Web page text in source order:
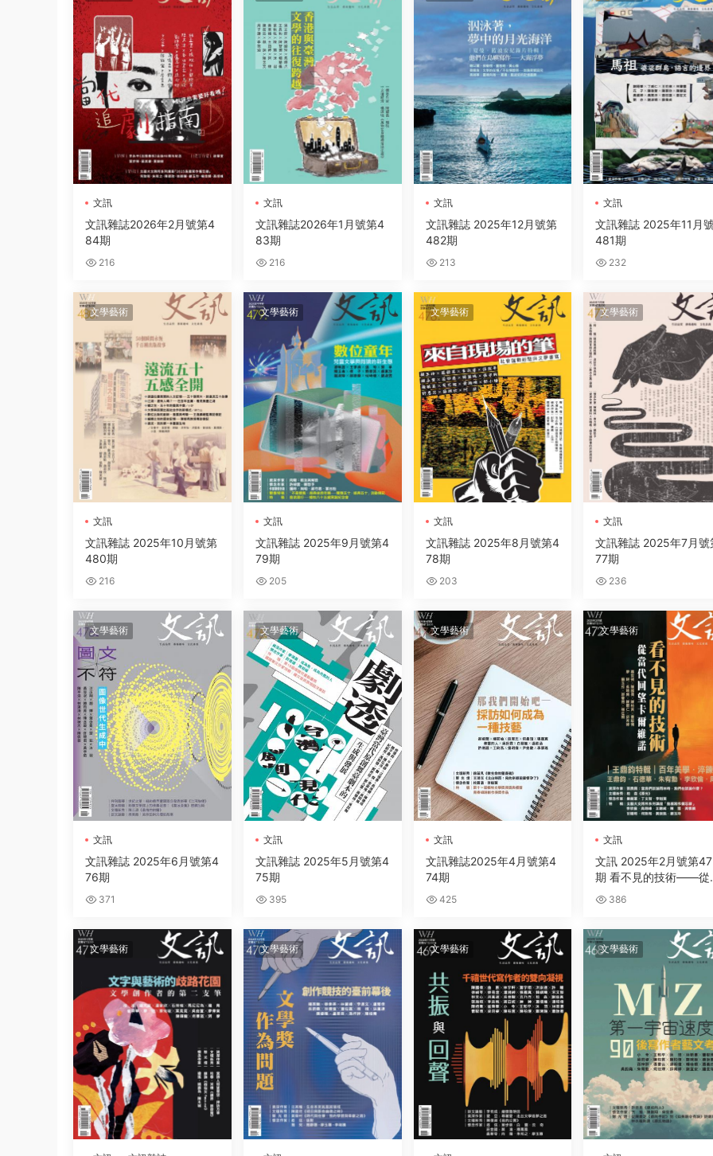
文訊
文訊雜誌2026年2月號第4
84期
216
文訊
文訊雜誌2026年1月號第4
83期
216
文訊
文訊雜誌 2025年12月號第
482期
213
文訊
文訊雜誌 2025年11月
481期
232
文學藝術
文訊
文訊雜誌 2025年10月號第
480期
216
文學藝術
文訊
文訊雜誌 2025年9月號第4
79期
205
文學藝術
文訊
文訊雜誌 2025年8月號第4
78期
203
文學藝術
文訊
文訊雜誌 2025年7月號
77期
236
文學藝術
文訊
文訊雜誌 2025年6月號第4
76期
371
文學藝術
文訊
文訊雜誌 2025年5月號第4
75期
395
文學藝術
文訊
文訊雜誌2025年4月號第4
74期
425
文學藝術
文訊
文訊 2025年2月號第
期 看不見的技術——從
代回望卡爾維諾
386
文學藝術 文學藝術 文學藝術 文學藝術